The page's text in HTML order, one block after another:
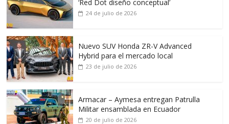
‘Red Dot diseño conceptual’
24 de julio de 2026
Nuevo SUV Honda ZR-V Advanced
Hybrid para el mercado local
23 de julio de 2026
Armacar – Aymesa entregan Patrulla
Militar ensamblada en Ecuador
20 de julio de 2026